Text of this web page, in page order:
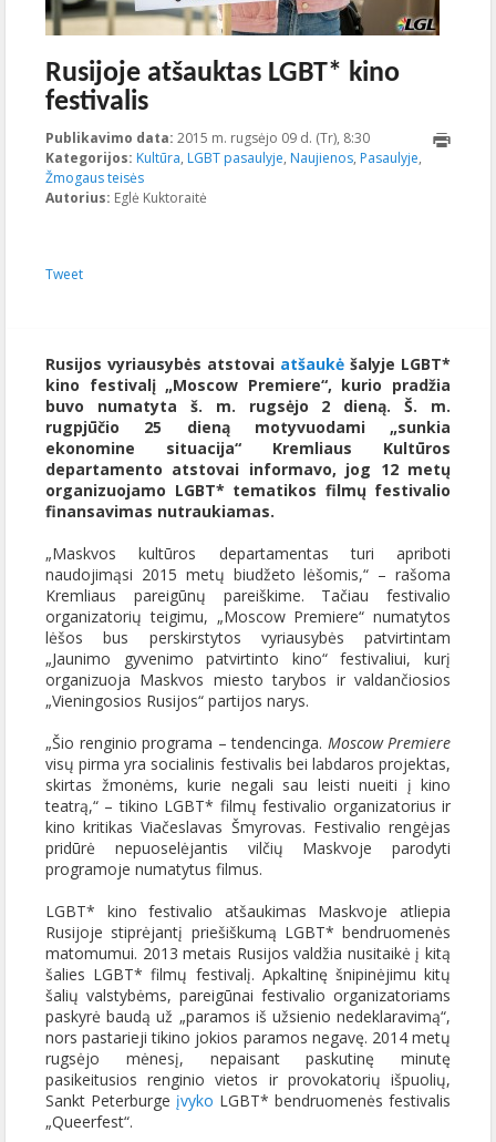
Rusijoje atšauktas LGBT* kino
festivalis
Publikavimo data: 2015 m. rugsėjo 09 d. (Tr), 8:30
17T19:15:13+00:00
Kategorijos: Kultūra, LGBT pasaulyje, Naujienos, Pasaulyje,
Žmogaus teisės
Autorius: Eglė Kuktoraitė
Tweet
Rusijos vyriausybės atstovai atšaukė šalyje LGBT*
kino festivalį „Moscow Premiere“, kurio pradžia
buvo numatyta š. m. rugsėjo 2 dieną. Š. m.
rugpjūčio 25 dieną motyvuodami „sunkia
ekonomine situacija“ Kremliaus Kultūros
departamento atstovai informavo, jog 12 metų
organizuojamo LGBT* tematikos filmų festivalio
finansavimas nutraukiamas.
„Maskvos kultūros departamentas turi apriboti
naudojimąsi 2015 metų biudžeto lėšomis,“ – rašoma
Kremliaus pareigūnų pareiškime. Tačiau festivalio
organizatorių teigimu, „Moscow Premiere“ numatytos
lėšos bus perskirstytos vyriausybės patvirtintam
„Jaunimo gyvenimo patvirtinto kino“ festivaliui, kurį
organizuoja Maskvos miesto tarybos ir valdančiosios
„Vieningosios Rusijos“ partijos narys.
„Šio renginio programa – tendencinga. Moscow Premiere
visų pirma yra socialinis festivalis bei labdaros projektas,
skirtas žmonėms, kurie negali sau leisti nueiti į kino
teatrą,“ – tikino LGBT* filmų festivalio organizatorius ir
kino kritikas Viačeslavas Šmyrovas. Festivalio rengėjas
pridūrė nepuoselėjantis vilčių Maskvoje parodyti
programoje numatytus filmus.
LGBT* kino festivalio atšaukimas Maskvoje atliepia
Rusijoje stiprėjantį priešiškumą LGBT* bendruomenės
matomumui. 2013 metais Rusijos valdžia nusitaikė į kitą
šalies LGBT* filmų festivalį. Apkaltinę šnipinėjimu kitų
šalių valstybėms, pareigūnai festivalio organizatoriams
paskyrė baudą už „paramos iš užsienio nedeklaravimą“,
nors pastarieji tikino jokios paramos negavę. 2014 metų
rugsėjo mėnesį, nepaisant paskutinę minutę
pasikeitusios renginio vietos ir provokatorių išpuolių,
Sankt Peterburge įvyko LGBT* bendruomenės festivalis
„Queerfest“.